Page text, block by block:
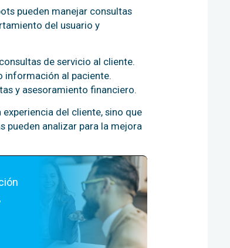
pueden manejar consultas
del usuario y
de servicio al cliente.
información al paciente.
y asesoramiento financiero.
del cliente, sino que
pueden analizar para la mejora